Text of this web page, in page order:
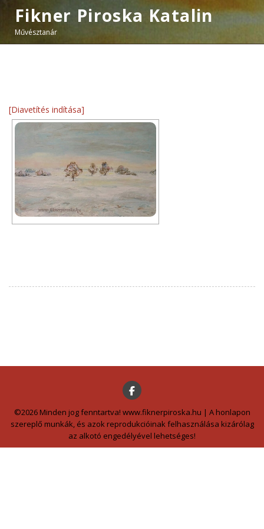
Fikner Piroska Katalin
Művésztanár
[Diavetítés indítása]
©2026 Minden jog fenntartva! www.fiknerpiroska.hu | A honlapon
szereplő munkák, és azok reprodukcióinak felhasználása kizárólag
az alkotó engedélyével lehetséges!